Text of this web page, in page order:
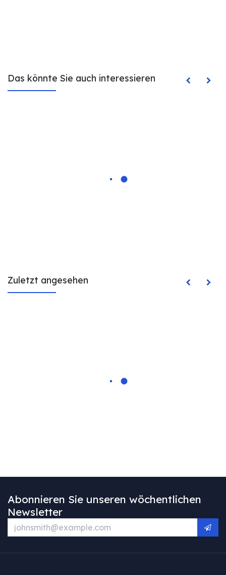
Das könnte Sie auch interessieren
Zuletzt angesehen
Abonnieren Sie unseren wöchentlichen
Newsletter